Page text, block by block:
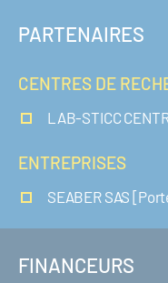
PARTENAIRES
CENTRES DE
LAB-STICC
ENTREPRISES
SEABER SAS
FINANCEURS